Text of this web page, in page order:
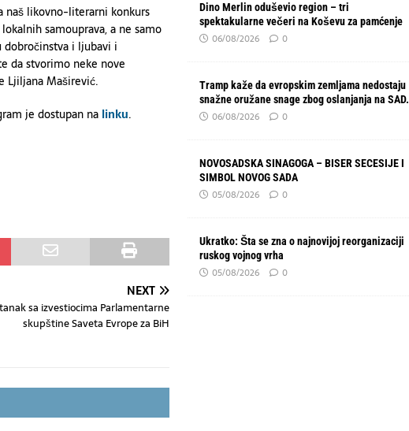
naš likovno-literarni konkurs
samouprava, a ne samo
dobročinstva i ljubavi i
da stvorimo neke nove
Ljiljana Maširević.
je dostupan na linku.
NEXT
sa izvestiocima Parlamentarne
skupštine Saveta Evrope za BiH
Dino Merlin oduševio region – tri
spektakularne večeri na Koševu za pamćenje
06/08/2026 0
Tramp kaže da evropskim zemljama nedostaju
snažne oružane snage zbog oslanjanja na SAD.
06/08/2026 0
NOVOSADSKA SINAGOGA – BISER SECESIJE I
SIMBOL NOVOG SADA
05/08/2026 0
Ukratko: Šta se zna o najnovijoj reorganizaciji
ruskog vojnog vrha
05/08/2026 0